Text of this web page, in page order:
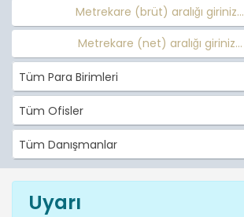
Metrekare (brüt) aralığı giriniz...
Metrekare (net) aralığı giriniz...
Tüm Para Birimleri
Tüm Ofisler
Tüm Danışmanlar
Uyarı